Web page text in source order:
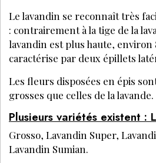
Le lavandin se reconnaît très
: contrairement à la tige de la
lavandin est plus haute, environ
caractérise par deux épillets
Les fleurs disposées en épis
grosses que celles de la lavande.
Plusieurs variétés existent :
Grosso, Lavandin Super,
Lavandin Sumian.